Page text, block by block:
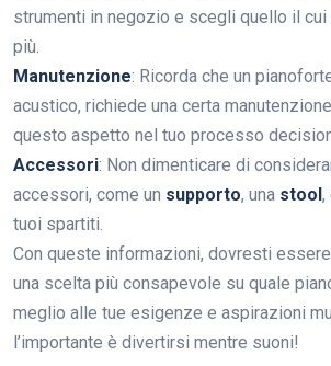
strumenti in negozio e scegli quello il
più.
Manutenzione: Ricorda che un
acustico, richiede una certa
questo aspetto nel tuo processo
Accessori: Non dimenticare di
accessori, come un supporto, una stool ,
tuoi spartiti.
Con queste informazioni, dovresti
una scelta più consapevole su quale
meglio alle tue esigenze e aspirazioni
l’importante è divertirsi mentre suoni!